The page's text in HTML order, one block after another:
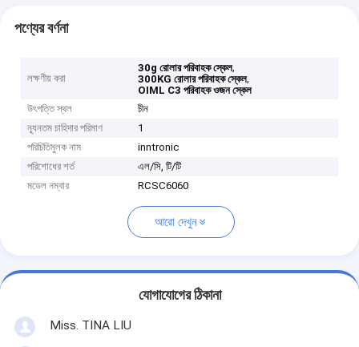
পণ্যের বর্ণনা
লক্ষণীয় করা
30g রোলার পরিবাহক স্কেল,
300KG রোলার পরিবাহক স্কেল,
OIML C3 পরিবাহক ওজন স্কেল
উৎপত্তি স্থল
চীন
ন্যূনতম চাহিদার পরিমাণ
1
পরিচিতিমুলক নাম
inntronic
পরিশোধের শর্ত
এল/সি, টি/টি
মডেল নম্বার
RCSC6060
আরো দেখুন
যোগাযোগের ঠিকানা
Miss. TINA LIU